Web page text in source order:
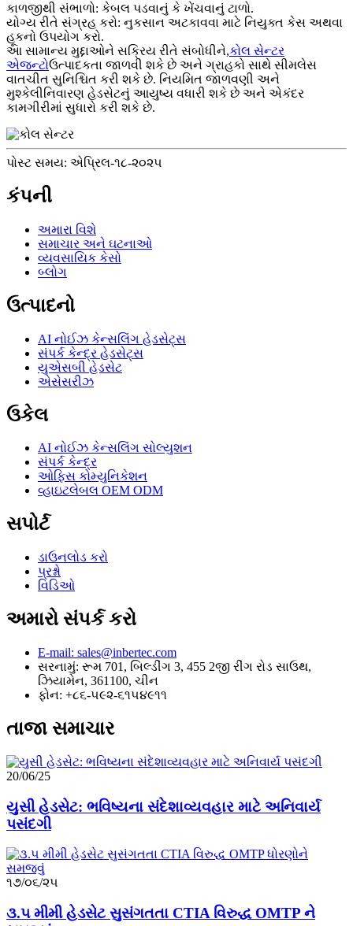
કાળજીથી સંભાળો: કેબલ પડવાનું કે ખેંચવાનું ટાળો.
યોગ્ય રીતે સંગ્રહ કરો: નુકસાન અટકાવવા માટે નિયુક્ત કેસ અથવા
હૂકનો ઉપયોગ કરો.
આ સામાન્ય મુદ્દાઓને સક્રિય રીતે સંબોધીને,કોલ સેન્ટર
એજન્ટોઉત્પાદકતા જાળવી શકે છે અને ગ્રાહકો સાથે સીમલેસ
વાતચીત સુનિશ્ચિત કરી શકે છે. નિયમિત જાળવણી અને
મુશ્કેલીનિવારણ હેડસેટનું આયુષ્ય વધારી શકે છે અને એકંદર
કામગીરીમાં સુધારો કરી શકે છે.
પોસ્ટ સમય: એપ્રિલ-૧૮-૨૦૨૫
કંપની
અમારા વિશે
સમાચાર અને ઘટનાઓ
વ્યવસાયિક કેસો
બ્લોગ
ઉત્પાદનો
AI નોઈઝ કેન્સલિંગ હેડસેટ્સ
સંપર્ક કેન્દ્ર હેડસેટ્સ
યુએસબી હેડસેટ
એસેસરીઝ
ઉકેલ
AI નોઈઝ કેન્સલિંગ સોલ્યુશન
સંપર્ક કેન્દ્ર
ઓફિસ કોમ્યુનિકેશન
વ્હાઇટલેબલ OEM ODM
સપોર્ટ
ડાઉનલોડ કરો
પ્રશ્નો
વિડિઓ
અમારો સંપર્ક કરો
E-mail: sales@inbertec.com
સરનામું: રૂમ 701, બિલ્ડીંગ 3, 455 2જી રીંગ રોડ સાઉથ,
ઝિયામેન, 361100, ચીન
ફોન: +૮૬-૫૯૨-૬૧૫૪૯૧૧
તાજા સમાચાર
20/06/25
યુસી હેડસેટ: ભવિષ્યના સંદેશાવ્યવહાર માટે અનિવાર્ય
પસંદગી
૧૭/૦૬/૨૫
૩.૫ મીમી હેડસેટ સુસંગતતા CTIA વિરુદ્ધ OMTP ને